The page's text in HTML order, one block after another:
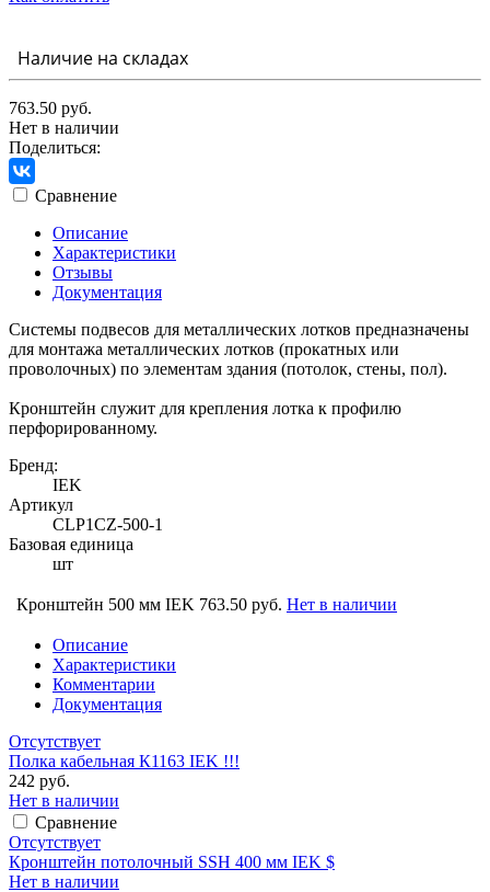
Наличие на складах
763.50 руб.
Нет в наличии
Поделиться:
Сравнение
Описание
Характеристики
Отзывы
Документация
Системы подвесов для металлических лотков предназначены
для монтажа металлических лотков (прокатных или
проволочных) по элементам здания (потолок, стены, пол).
Кронштейн служит для крепления лотка к профилю
перфорированному.
Бренд:
IEK
Артикул
CLP1CZ-500-1
Базовая единица
шт
Кронштейн 500 мм IEK 763.50 руб. Нет в наличии
Описание
Характеристики
Комментарии
Документация
Отсутствует
Полка кабельная К1163 IEK !!!
242 руб.
Нет в наличии
Сравнение
Отсутствует
Кронштейн потолочный SSH 400 мм IEK $
Нет в наличии